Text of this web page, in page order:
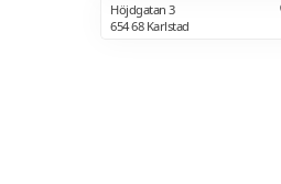
Höjdgatan 3
654 68 Karlstad